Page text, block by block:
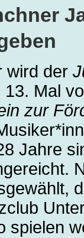
wird der
13. Mal
zur
Jahre
spielen